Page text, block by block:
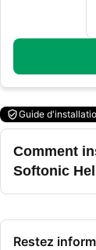
Guide
Comment
Softonic
Restez